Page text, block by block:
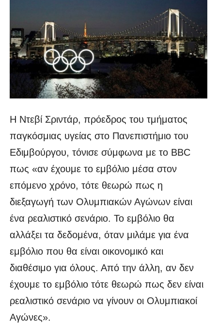
Η Ντεβί Σριντάρ, πρόεδρος του τμήματος
παγκόσμιας υγείας στο Πανεπιστήμιο του
Εδιμβούργου, τόνισε σύμφωνα με το BBC
πως «αν έχουμε το εμβόλιο μέσα στον
επόμενο χρόνο, τότε θεωρώ πως η
διεξαγωγή των Ολυμπιακών Αγώνων είναι
ένα ρεαλιστικό σενάριο. Το εμβόλιο θα
αλλάξει τα δεδομένα, όταν μιλάμε για ένα
εμβόλιο που θα είναι οικονομικό και
διαθέσιμο για όλους. Από την άλλη, αν δεν
έχουμε το εμβόλιο τότε θεωρώ πως δεν είναι
ρεαλιστικό σενάριο να γίνουν οι Ολυμπιακοί
Αγώνες».